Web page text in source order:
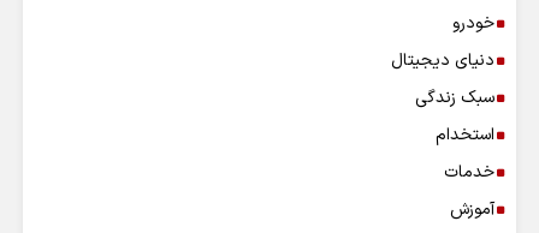
خودرو
دنیای دیجیتال
سبک زندگی
استخدام
خدمات
آموزش